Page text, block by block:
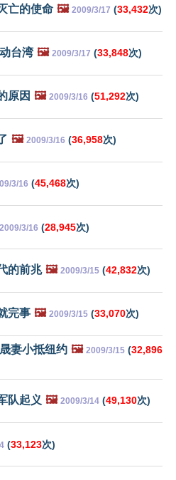
亡的使命 🖼️ 2009/3/17 (33,432次)
台湾 🖼️ 2009/3/17 (33,848次)
原因 🖼️ 2009/3/16 (51,292次)
🖼️ 2009/3/16 (36,958次)
3/16 (45,468次)
2009/3/16 (28,945次)
的前兆 🖼️ 2009/3/15 (42,832次)
完事 🖼️ 2009/3/15 (33,070次)
妻小抵纽约 🖼️ 2009/3/15 (32,896
队起义 🖼️ 2009/3/14 (49,130次)
(33,123次)